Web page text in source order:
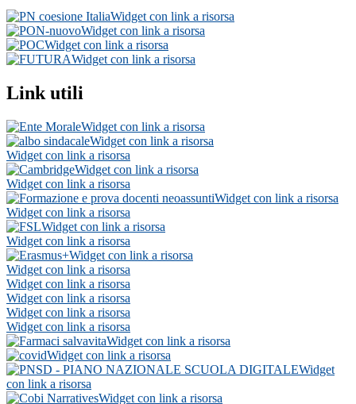
Widget con link a risorsa
Widget con link a risorsa
Widget con link a risorsa
Widget con link a risorsa
Link utili
Widget con link a risorsa
Widget con link a risorsa
Widget con link a risorsa
Widget con link a risorsa
Widget con link a risorsa
Widget con link a risorsa
Widget con link a risorsa
Widget con link a risorsa
Widget con link a risorsa
Widget con link a risorsa
Widget con link a risorsa
Widget con link a risorsa
Widget con link a risorsa
Widget con link a risorsa
Widget con link a risorsa
Widget con link a risorsa
Widget con link a risorsa
Widget
con link a risorsa
Widget con link a risorsa